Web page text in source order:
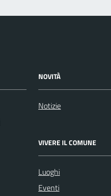
NOVITÀ
Notizie
VIVERE IL COMUNE
Luoghi
Eventi